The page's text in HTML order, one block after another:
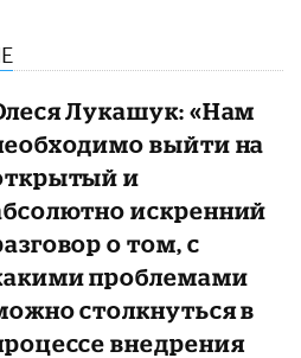
Лукашук: «Нам
выйти на
и
искренний
о том, с
проблемами
столкнуться в
внедрения